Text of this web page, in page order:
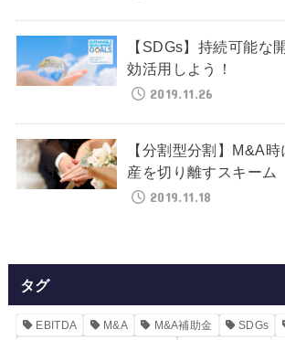
【SDGs】持続可能な
効活用しよう！
2019.11.26
【分割型分割】M&A
産を切り離すスキーム
2019.11.18
タグ
EBITDA M&A M&A補助金 SDGs